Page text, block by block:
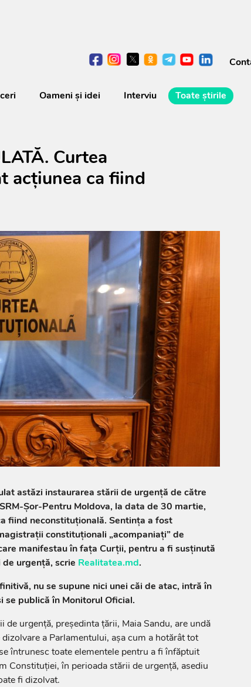
Oameni şi idei Interviu Toate știrile
Curtea
acțiunea ca fiind
astăzi instaurarea stării de urgență de către
Șor-Pentru Moldova, la data de 30 martie,
fiind neconstituțională. Sentința a fost
constituționali „acompaniați” de
manifestau în fața Curții, pentru a fi susținută
urgență, scrie Realitatea.md.
nu se supune nici unei căi de atac, intră în
publică în Monitorul Oficial.
de urgență, președinta țării, Maia Sandu, are undă
a Parlamentului, așa cum a hotărât tot
întrunesc toate elementele pentru a fi înfăptuit
Constituției, în perioada stării de urgență, asediu
fi dizolvat.